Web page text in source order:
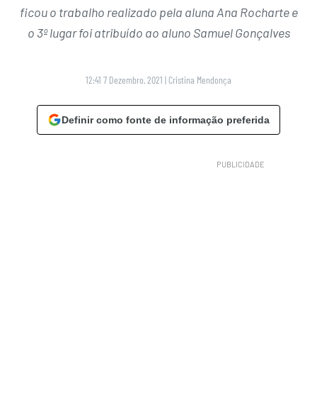
ficou o trabalho realizado pela aluna Ana Rocharte e
o 3º lugar foi atribuído ao aluno Samuel Gonçalves
12:41 7 Dezembro, 2021 | Cristina Mendonça
Definir como fonte de informação preferida